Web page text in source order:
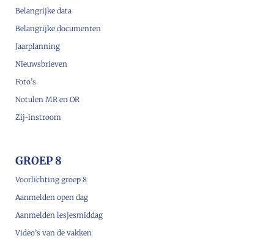
Belangrijke data
Belangrijke documenten
Jaarplanning
Nieuwsbrieven
Foto’s
Notulen MR en OR
Zij-instroom
GROEP 8
Voorlichting groep 8
Aanmelden open dag
Aanmelden lesjesmiddag
Video’s van de vakken